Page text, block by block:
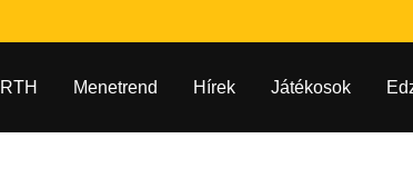
Menetrend Hírek Játékosok